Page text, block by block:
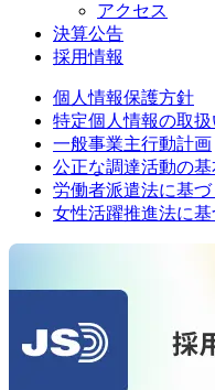
アクセス
決算公告
採用情報
個人情報保護方針
特定個人情報の取
一般事業主行動計画
公正な調達活動の
労働者派遣法に基
女性活躍推進法に